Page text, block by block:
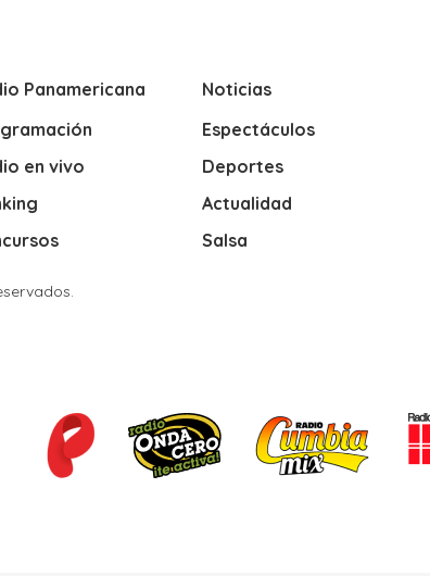
Panamericana
en vivo
Noticias
Espectáculos
Deportes
Actualidad
Salsa